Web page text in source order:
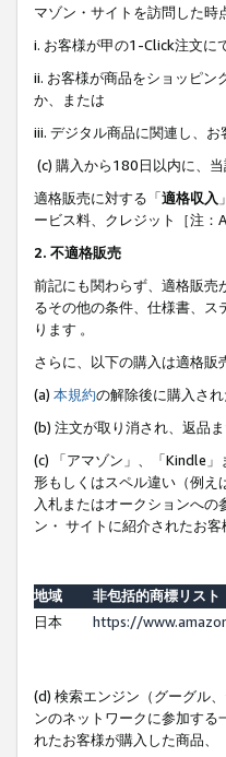
マゾン・サイトを訪問した時
i. お客様が甲の1-Click注文に
ii. お客様が商品をショッピン
か、または
iii. デジタル商品に関連し、
(c) 購入から180日以内に、
適格販売に対する「適格収入
ービス料、クレジット［注
2. 不適格販売
前記にも関わらず、適格販売
るその他の条件、仕様書、ス
ります 。
さらに、以下の購入は適格
(a) 本規約の解除後に購入され
(b) 注文が取り消され、返品
(c) 「アマゾン」、「Kindle
形もしくはスペル違い（例
入札またはオークションへ
ン・ サイトに紹介されたお客
地域
非包括的商標リスト
日本
https://
(d) 検索エンジン（グーグル
ンのネットワークに参加する
れたお客様が購入した商品、